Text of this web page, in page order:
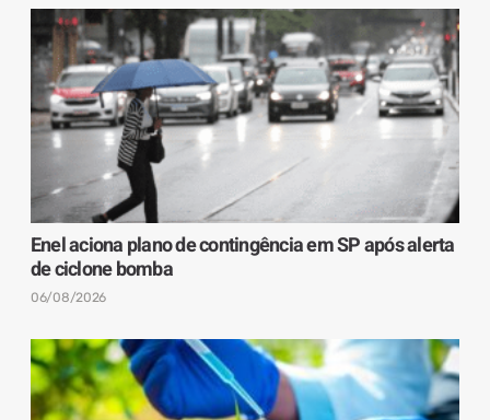
Enel aciona plano de contingência em SP após alerta
de ciclone bomba
06/08/2026